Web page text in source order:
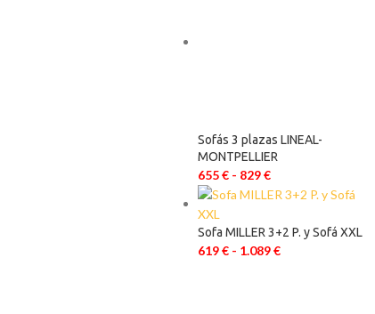
Sofás 3 plazas LINEAL-
MONTPELLIER
655€ - 829€
Sofa MILLER 3+2 P. y Sofá XXL
619€ - 1.089€